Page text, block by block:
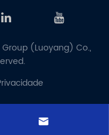
(Luoyang) Co.,
